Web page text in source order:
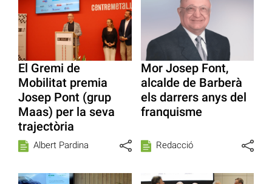
El Gremi de
Mobilitat premia
Josep Pont (grup
Maas) per la seva
trajectòria
Albert Pardina
Mor Josep Font,
alcalde de Barberà
els darrers anys del
franquisme
Redacció